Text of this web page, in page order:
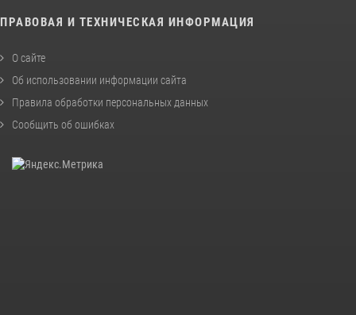
ПРАВОВАЯ И ТЕХНИЧЕСКАЯ ИНФОРМАЦИЯ
О сайте
Об использовании информации сайта
Правила обработки персональных данных
Сообщить об ошибках